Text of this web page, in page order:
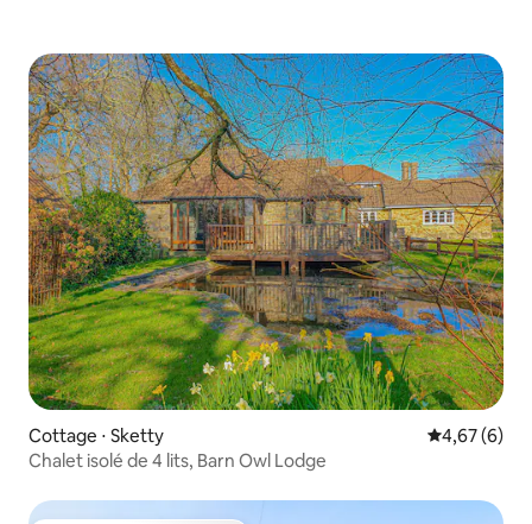
Cottage ⋅ Sketty Évaluation
4,67 (6)
Chalet isolé de 4 lits, Barn Owl Lodge